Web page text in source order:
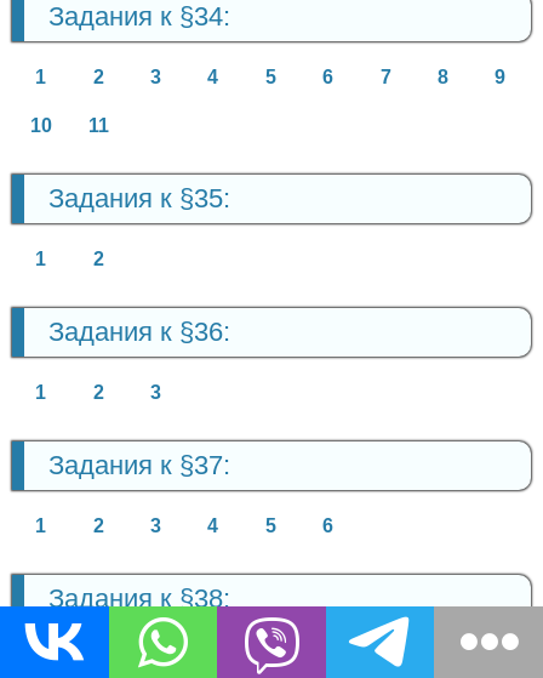
Задания к §34:
1 2 3 4 5 6 7 8 9
10 11
Задания к §35:
1 2
Задания к §36:
1 2 3
Задания к §37:
1 2 3 4 5 6
Задания к §38:
1